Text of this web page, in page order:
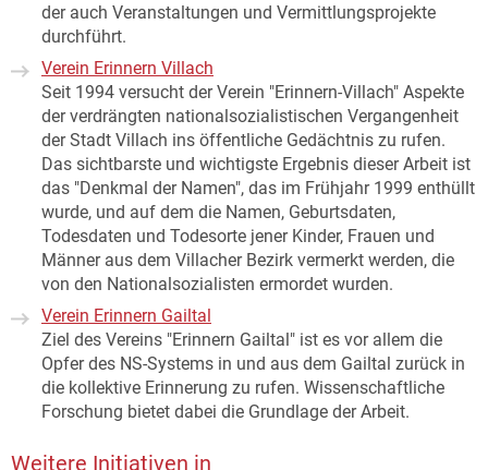
der auch Veranstaltungen und Vermittlungsprojekte
durchführt.
Verein Erinnern Villach
Seit 1994 versucht der Verein "Erinnern-Villach" Aspekte
der verdrängten nationalsozialistischen Vergangenheit
der Stadt Villach ins öffentliche Gedächtnis zu rufen.
Das sichtbarste und wichtigste Ergebnis dieser Arbeit ist
das "Denkmal der Namen", das im Frühjahr 1999 enthüllt
wurde, und auf dem die Namen, Geburtsdaten,
Todesdaten und Todesorte jener Kinder, Frauen und
Männer aus dem Villacher Bezirk vermerkt werden, die
von den Nationalsozialisten ermordet wurden.
Verein Erinnern Gailtal
Ziel des Vereins "Erinnern Gailtal" ist es vor allem die
Opfer des NS-Systems in und aus dem Gailtal zurück in
die kollektive Erinnerung zu rufen. Wissenschaftliche
Forschung bietet dabei die Grundlage der Arbeit.
Weitere Initiativen in